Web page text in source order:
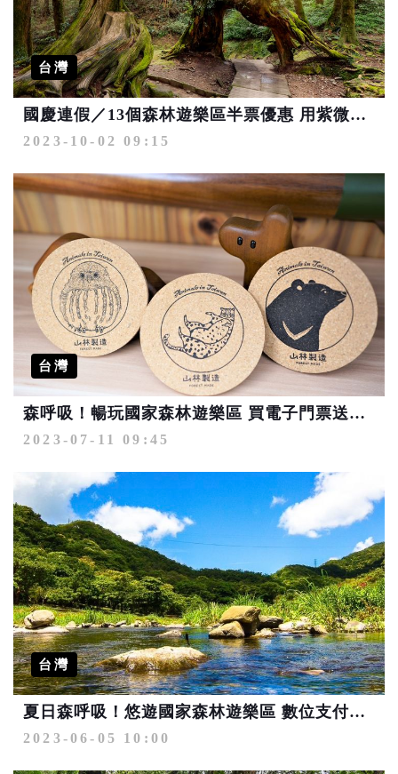
台灣
國慶連假／13個森林遊樂區半票優惠 用紫微找出你的必遊之地！
2023-10-02 09:15
台灣
森呼吸！暢玩國家森林遊樂區 買電子門票送限量動物杯墊
2023-07-11 09:45
台灣
夏日森呼吸！悠遊國家森林遊樂區 數位支付享10%回饋
2023-06-05 10:00